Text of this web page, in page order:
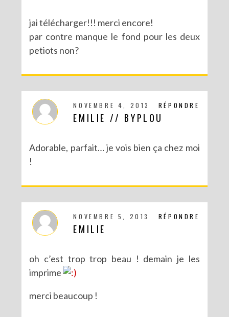
jai télécharger!!! merci encore!
par contre manque le fond pour les deux
petiots non?
RÉPONDRE
NOVEMBRE 4, 2013
EMILIE // BYPLOU
Adorable, parfait… je vois bien ça chez moi
!
RÉPONDRE
NOVEMBRE 5, 2013
EMILIE
oh c’est trop trop beau ! demain je les
imprime
merci beaucoup !